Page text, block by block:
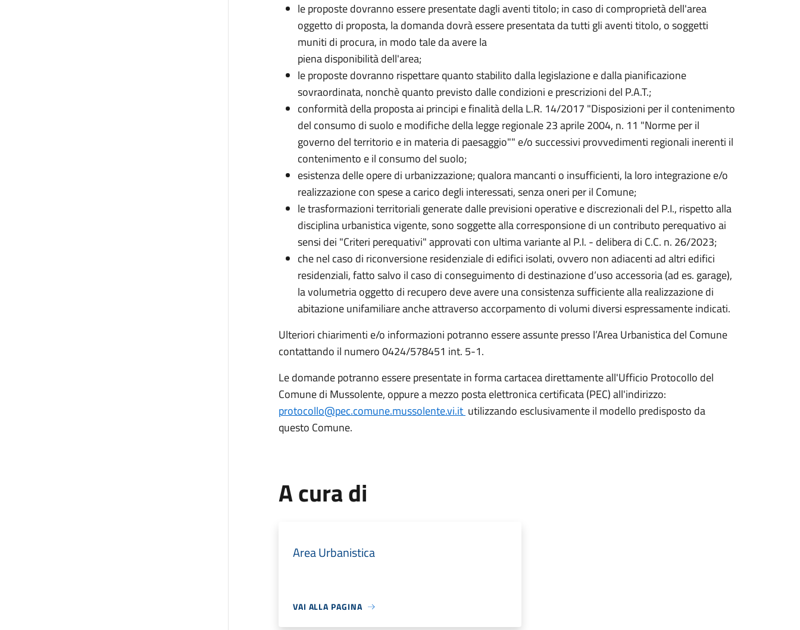
le proposte dovranno essere presentate dagli aventi titolo; in caso di comproprietà dell'area
oggetto di proposta, la domanda dovrà essere presentata da tutti gli aventi titolo, o soggetti
muniti di procura, in modo tale da avere la
piena disponibilità dell'area;
le proposte dovranno rispettare quanto stabilito dalla legislazione e dalla pianificazione
sovraordinata, nonchè quanto previsto dalle condizioni e prescrizioni del P.A.T.;
conformità della proposta ai principi e finalità della L.R. 14/2017 "Disposizioni per il contenimento
del consumo di suolo e modifiche della legge regionale 23 aprile 2004, n. 11 "Norme per il
governo del territorio e in materia di paesaggio"" e/o successivi provvedimenti regionali inerenti il
contenimento e il consumo del suolo;
esistenza delle opere di urbanizzazione; qualora mancanti o insufficienti, la loro integrazione e/o
realizzazione con spese a carico degli interessati, senza oneri per il Comune;
le trasformazioni territoriali generate dalle previsioni operative e discrezionali del P.I., rispetto alla
disciplina urbanistica vigente, sono soggette alla corresponsione di un contributo perequativo ai
sensi dei "Criteri perequativi" approvati con ultima variante al P.I. - delibera di C.C. n. 26/2023;
che nel caso di riconversione residenziale di edifici isolati, ovvero non adiacenti ad altri edifici
residenziali, fatto salvo il caso di conseguimento di destinazione d’uso accessoria (ad es. garage),
la volumetria oggetto di recupero deve avere una consistenza sufficiente alla realizzazione di
abitazione unifamiliare anche attraverso accorpamento di volumi diversi espressamente indicati.
Ulteriori chiarimenti e/o informazioni potranno essere assunte presso l’Area Urbanistica del Comune
contattando il numero 0424/578451 int. 5-1.
Le domande potranno essere presentate in forma cartacea direttamente all'Ufficio Protocollo del
Comune di Mussolente, oppure a mezzo posta elettronica certificata (PEC) all'indirizzo:
protocollo@pec.comune.mussolente.vi.it utilizzando esclusivamente il modello predisposto da
questo Comune.
A cura di
Area Urbanistica
VAI ALLA PAGINA